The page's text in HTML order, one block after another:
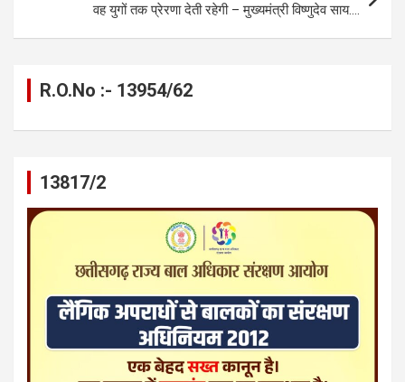
वह युगों तक प्रेरणा देती रहेगी – मुख्यमंत्री विष्णुदेव साय….
R.O.No :- 13954/62
13817/2